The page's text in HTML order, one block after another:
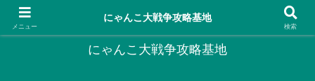
にゃんこ大戦争の攻略がメインですが、他のゲームの記事もたまに書いてます
にゃんこ大戦争攻略基地
メニュー
にゃんこ大戦争攻略基地
検索